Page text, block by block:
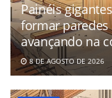
Painéis
formar paredes
avançando na
8 DE AGOSTO DE 2026